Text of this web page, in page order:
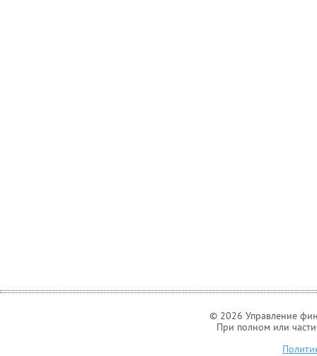
© 2026 Управление
При полном или